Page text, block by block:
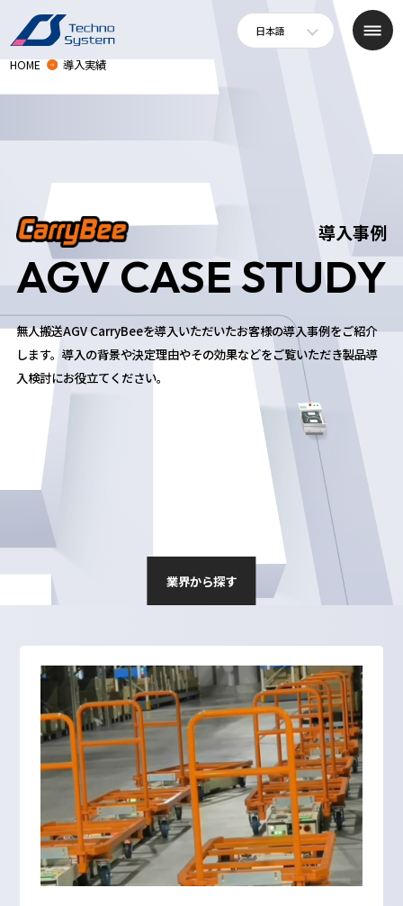
日本語
HOME 導入実績
導入事例
AGV CASE STUDY
無人搬送AGV CarryBeeを導入いただいたお客様の導入事例をご紹介
します。導入の背景や決定理由やその効果などをご覧いただき製品導
入検討にお役立てください。
業界から探す